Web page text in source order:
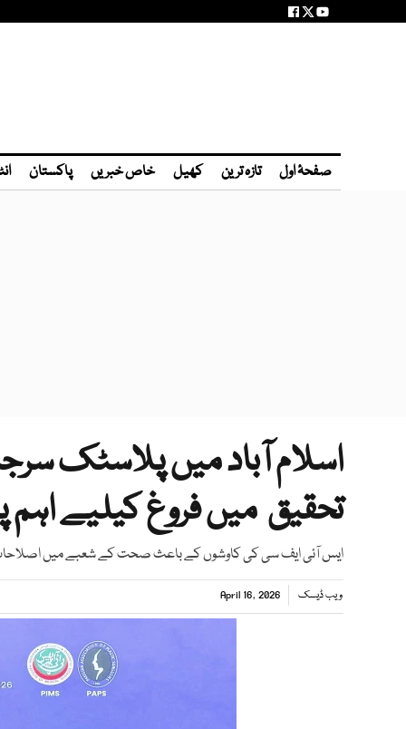
صفحۂ اول تازہ ترین کھیل خاص خبریں پاکستان
اسلام آباد میں پلاسٹک
تحقیق میں فروغ کیلیے اہم
ایس آئی ایف سی کی کاوشوں کے باعث صحت کے شعبے میں
ویب ڈیسک April 16, 2026